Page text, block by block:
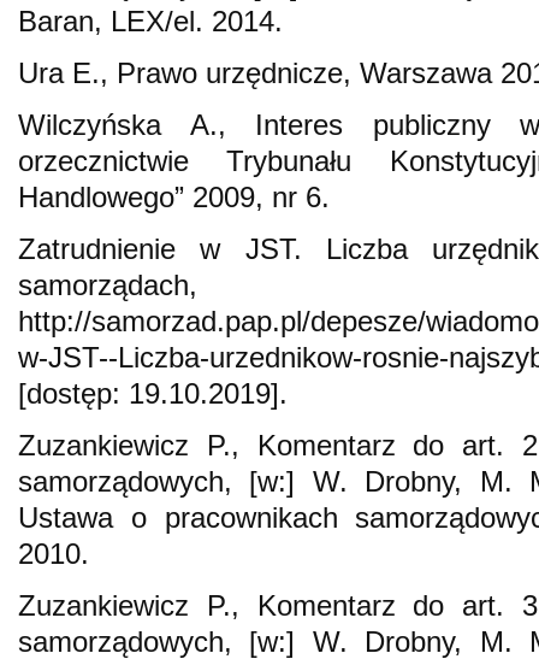
Baran, LEX/el. 2014.
Ura E., Prawo urzędnicze, Warszawa
Wilczyńska A., Interes publiczny
orzecznictwie Trybunału
Handlowego” 2009, nr 6.
Zatrudnienie w JST. Liczba
samorządach,
http://samorzad.pap.pl/depesze/
w-JST--Liczba-urzednikow-rosnie-
[dostęp: 19.10.2019].
Zuzankiewicz P., Komentarz do art.
samorządowych, [w:] W. Drobny, M.
Ustawa o pracownikach
2010.
Zuzankiewicz P., Komentarz do art.
samorządowych, [w:] W. Drobny, M.